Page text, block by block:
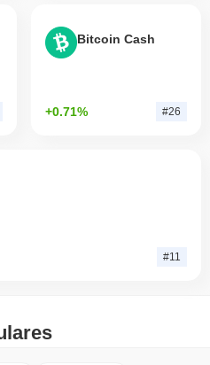
Bitcoin Cash
+0.71% #26
#11